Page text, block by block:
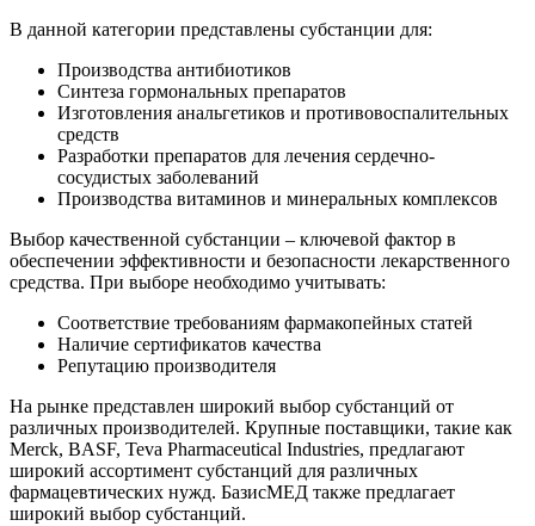
В данной категории представлены субстанции для:
Производства антибиотиков
Синтеза гормональных препаратов
Изготовления анальгетиков и противовоспалительных
средств
Разработки препаратов для лечения сердечно-
сосудистых заболеваний
Производства витаминов и минеральных комплексов
Выбор качественной субстанции – ключевой фактор в
обеспечении эффективности и безопасности лекарственного
средства. При выборе необходимо учитывать:
Соответствие требованиям фармакопейных статей
Наличие сертификатов качества
Репутацию производителя
На рынке представлен широкий выбор субстанций от
различных производителей. Крупные поставщики, такие как
Merck, BASF, Teva Pharmaceutical Industries, предлагают
широкий ассортимент субстанций для различных
фармацевтических нужд. БазисМЕД также предлагает
широкий выбор субстанций.